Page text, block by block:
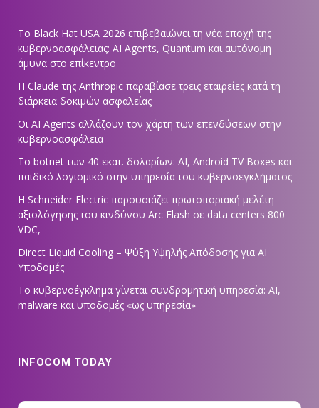
Το Black Hat USA 2026 επιβεβαιώνει τη νέα εποχή της
κυβερνοασφάλειας: AI Agents, Quantum και αυτόνομη
άμυνα στο επίκεντρο
Η Claude της Anthropic παραβίασε τρεις εταιρείες κατά τη
διάρκεια δοκιμών ασφαλείας
Οι AI Agents αλλάζουν τον χάρτη των επενδύσεων στην
κυβερνοασφάλεια
Το botnet των 40 εκατ. δολαρίων: AI, Android TV Boxes και
παιδικό λογισμικό στην υπηρεσία του κυβερνοεγκλήματος
Η Schneider Electric παρουσιάζει πρωτοποριακή μελέτη
αξιολόγησης του κινδύνου Arc Flash σε data centers 800
VDC,
Direct Liquid Cooling – Ψύξη Υψηλής Απόδοσης για AI
Υποδομές
Το κυβερνοέγκλημα γίνεται συνδρομητική υπηρεσία: AI,
malware και υποδομές «ως υπηρεσία»
INFOCOM TODAY